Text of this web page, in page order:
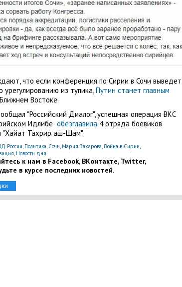
что если конференция по Сирии в Сочи выведет
урегулированию из тупика,Путин станет главным
Востоке.
"Российский Диалог", успешная операция ВКС
Идлибе обезглавила 4 отряда боевиков
"Хайат Тахрир аш-Шам".
России, Политика, Сочи, Мария Захарова, Война в Сирии,
, Новости дня
к нам в Facebook, ВКонтакте, Twitter,
в курсе последних новостей.